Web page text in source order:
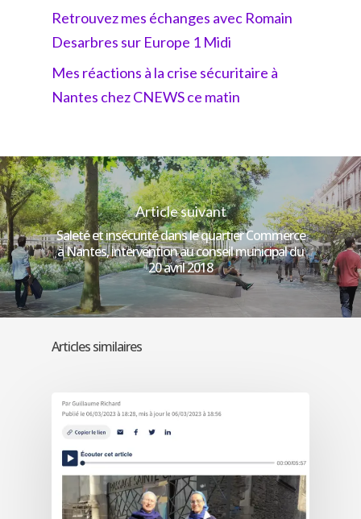
Retrouvez mes échanges avec Romain
Desarbres sur Europe 1 Midi
Mes réactions à la crise sécuritaire à
Nantes chez CNEWS ce matin
Article suivant
Saleté et insécurité dans le quartier Commerce
à Nantes, intervention au conseil municipal du
20 avril 2018
Articles similaires